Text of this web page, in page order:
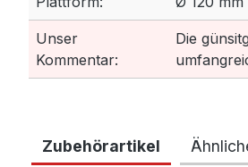
Unser
Kommentar:
Die
Zubehörartikel